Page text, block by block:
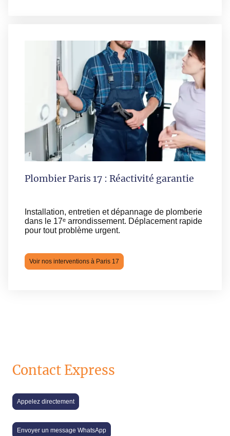
Plombier Paris 17 : Réactivité garantie
Installation, entretien et dépannage de plomberie
dans le 17ᵉ arrondissement. Déplacement rapide
pour tout problème urgent.
Voir nos interventions à Paris 17
Contact Express
Appelez directement
Envoyer un message WhatsApp